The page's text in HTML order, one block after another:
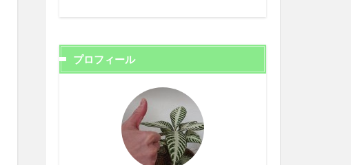
プロフィール